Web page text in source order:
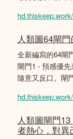
人類圖64閘
全新編寫的64閘
閘門1 - 預感優
隨意又反口。閘
人類圖閘門
者熱心，對異